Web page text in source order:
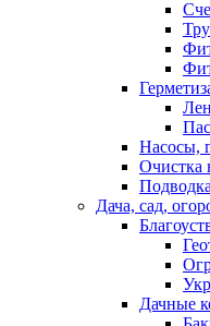
Насосы,
Очистка
Дача, сад,
Дачные